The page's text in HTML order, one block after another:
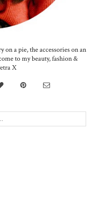
on a pie, the accessories on an
to my beauty, fashion &
X